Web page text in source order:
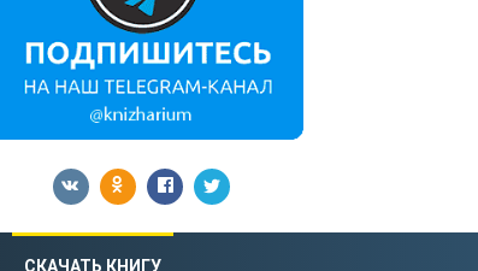
СКАЧАТЬ КНИГУ